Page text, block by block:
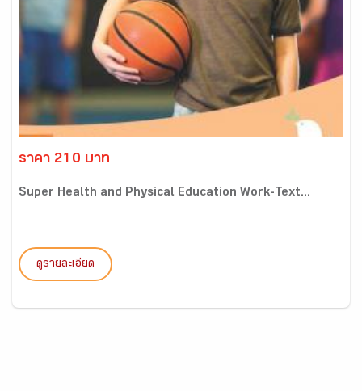
ราคา 210 บาท
Super Health and Physical Education Work-Text...
ดูรายละเอียด